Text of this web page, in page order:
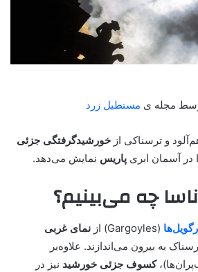
مجله ی مستطیل زرد
و ترسناکی از خورشیدگرفتگی جزئی
پاریس نمایش می‌دهد.
چه می‌بینیم؟
(Gargoyles) از
نمای غربی
به بیرون می‌اندازند. علاوه‌بر
کسوف جزئی خورشید نیز در